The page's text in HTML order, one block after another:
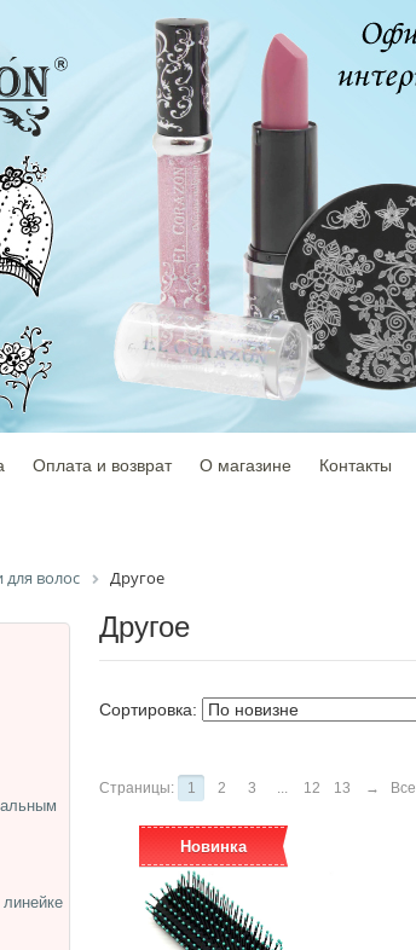
Оплата и возврат О магазине Контакты
для волос Другое
Другое
Сортировка:
Страницы: 1 2 3 12 13 → Все
Новинка